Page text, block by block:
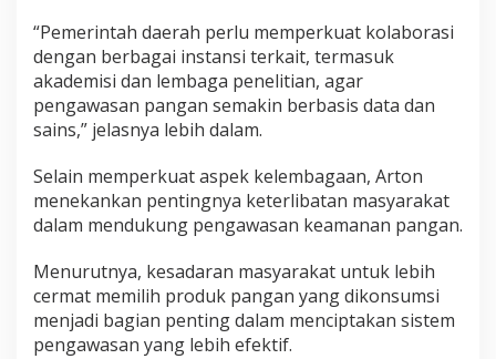
“Pemerintah daerah perlu memperkuat kolaborasi
dengan berbagai instansi terkait, termasuk
akademisi dan lembaga penelitian, agar
pengawasan pangan semakin berbasis data dan
sains,” jelasnya lebih dalam.
Selain memperkuat aspek kelembagaan, Arton
menekankan pentingnya keterlibatan masyarakat
dalam mendukung pengawasan keamanan pangan.
Menurutnya, kesadaran masyarakat untuk lebih
cermat memilih produk pangan yang dikonsumsi
menjadi bagian penting dalam menciptakan sistem
pengawasan yang lebih efektif.